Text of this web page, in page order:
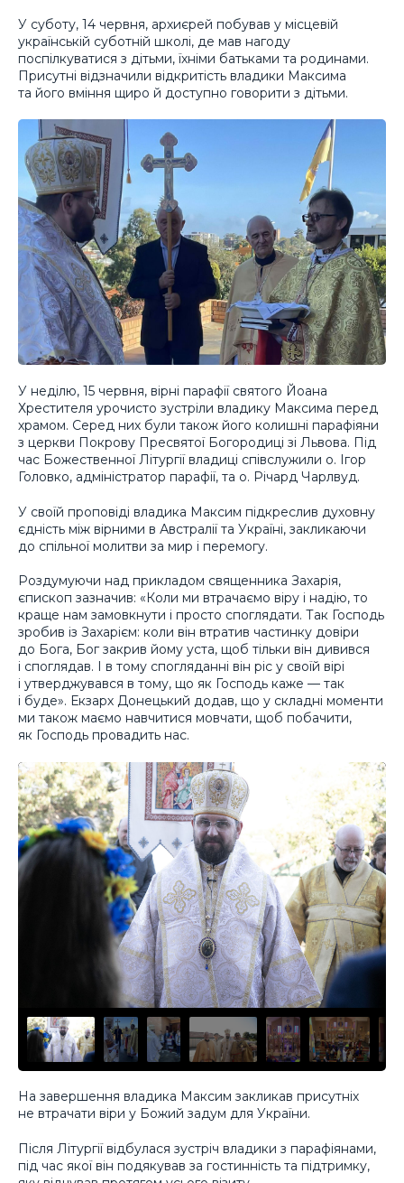
У суботу, 14 червня, архиєрей побував у місцевій
українській суботній школі, де мав нагоду
поспілкуватися з дітьми, їхніми батьками та родинами.
Присутні відзначили відкритість владики Максима
та його вміння щиро й доступно говорити з дітьми.
У неділю, 15 червня, вірні парафії святого Йоана
Хрестителя урочисто зустріли владику Максима перед
храмом. Серед них були також його колишні парафіяни
з церкви Покрову Пресвятої Богородиці зі Львова. Під
час Божественної Літургії владиці співслужили о. Ігор
Головко, адміністратор парафії, та о. Річард Чарлвуд.
У своїй проповіді владика Максим підкреслив духовну
єдність між вірними в Австралії та Україні, закликаючи
до спільної молитви за мир і перемогу.
Роздумуючи над прикладом священника Захарія,
єпископ зазначив: «Коли ми втрачаємо віру і надію, то
краще нам замовкнути і просто споглядати. Так Господь
зробив із Захарієм: коли він втратив частинку довіри
до Бога, Бог закрив йому уста, щоб тільки він дивився
і споглядав. І в тому спогляданні він ріс у своїй вірі
і утверджувався в тому, що як Господь каже — так
і буде». Екзарх Донецький додав, що у складні моменти
ми також маємо навчитися мовчати, щоб побачити,
як Господь провадить нас.
На завершення владика Максим закликав присутніх
не втрачати віри у Божий задум для України.
Після Літургії відбулася зустріч владики з парафіянами,
під час якої він подякував за гостинність та підтримку,